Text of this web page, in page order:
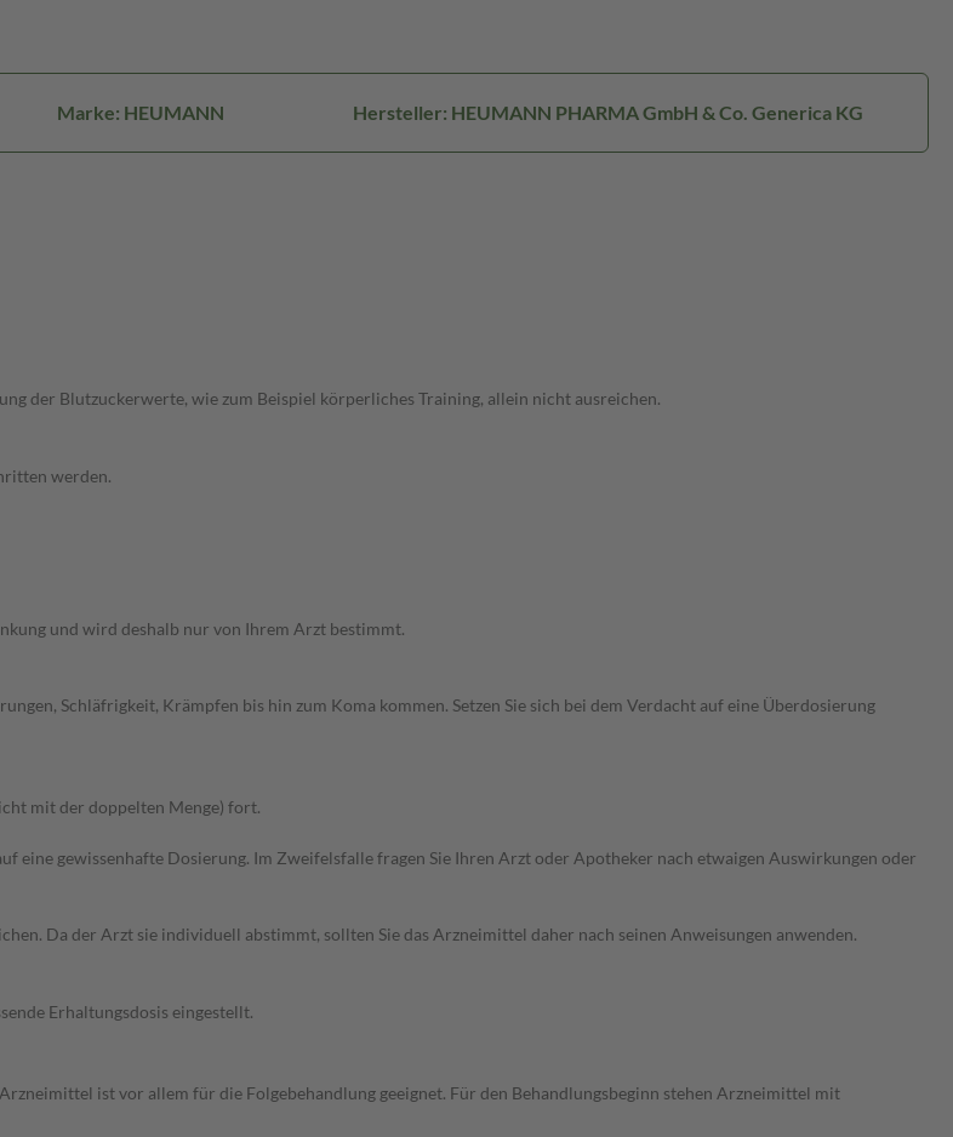
Marke: HEUMANN Hersteller: HEUMANN PHARMA GmbH & Co. Generica KG
der Blutzuckerwerte, wie zum Beispiel körperliches Training, allein nicht ausreichen.
werden.
und wird deshalb nur von Ihrem Arzt bestimmt.
Schläfrigkeit, Krämpfen bis hin zum Koma kommen. Setzen Sie sich bei dem Verdacht auf eine Überdosierung
mit der doppelten Menge) fort.
eine gewissenhafte Dosierung. Im Zweifelsfalle fragen Sie Ihren Arzt oder Apotheker nach etwaigen Auswirkungen oder
Da der Arzt sie individuell abstimmt, sollten Sie das Arzneimittel daher nach seinen Anweisungen anwenden.
Erhaltungsdosis eingestellt.
ist vor allem für die Folgebehandlung geeignet. Für den Behandlungsbeginn stehen Arzneimittel mit